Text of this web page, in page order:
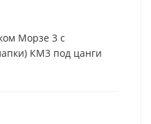
Морзе 3 с
КМ3 под цанги